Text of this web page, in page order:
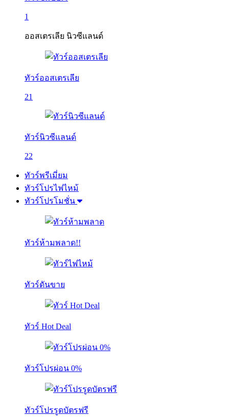
1
ออสเตรเลีย นิวซีแลนด์
ทัวร์ออสเตรเลีย
21
ทัวร์นิวซีแลนด์
22
ทัวร์พรีเมี่ยม
ทัวร์โปรไฟไหม้
ทัวร์โปรโมชั่น
ทัวร์ห้ามพลาด!!
ทัวร์ดันขาย
ทัวร์ Hot Deal
ทัวร์โปรผ่อน 0%
ทัวร์โปรรูดบัตรฟรี